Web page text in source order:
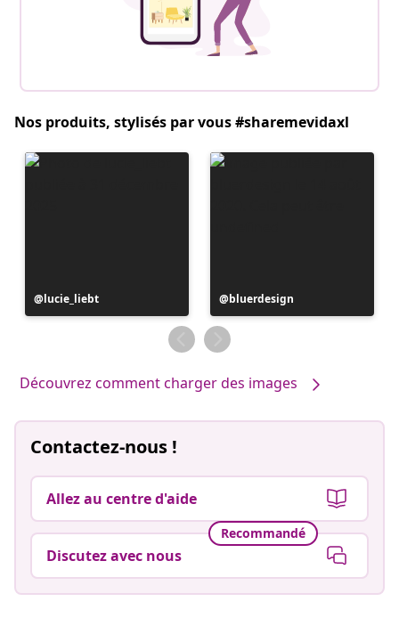
Nos produits, stylisés par vous #sharemevidaxl
Publication
publiée
lucie_liebt
Publication
publiée
par
bluerdesign
Découvrez comment charger des images
Contactez-nous !
Allez au centre d'aide
Recommandé
Discutez avec nous